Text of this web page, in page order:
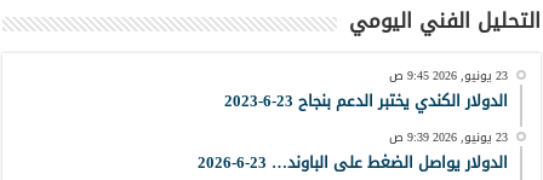
التحليل الفني اليومي
23 يونيو, 2026 9:45 ص
الدولار الكندي يختبر الدعم بنجاح 23-6-2023
23 يونيو, 2026 9:39 ص
الدولار يواصل الضغط على الباوند… 23-6-2026